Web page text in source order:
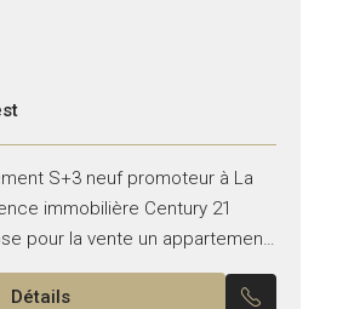
S+3 neuf promoteur à La
immobilière Century 21
pour la vente un appartement
situé dans l’une des zones
Détails